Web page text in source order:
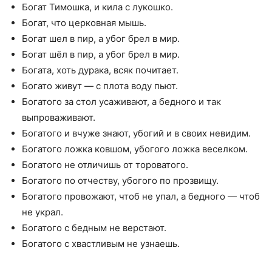
Богат Тимошка, и кила с лукошко.
Богат, что церковная мышь.
Богат шел в пир, а убог брел в мир.
Богат шёл в пир, а убог брел в мир.
Богата, хоть дурака, всяк почитает.
Богато живут — с плота воду пьют.
Богатого за стол усаживают, а бедного и так
выпроваживают.
Богатого и вчуже знают, убогий и в своих невидим.
Богатого ложка ковшом, убогого ложка веселком.
Богатого не отличишь от тороватого.
Богатого по отчеству, убогого по прозвищу.
Богатого провожают, чтоб не упал, а бедного — чтоб
не украл.
Богатого с бедным не верстают.
Богатого с хвастливым не узнаешь.